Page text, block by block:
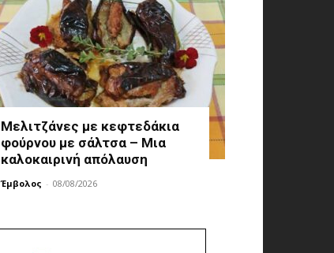
Μελιτζάνες με κεφτεδάκια
φούρνου με σάλτσα – Μια
καλοκαιρινή απόλαυση
Έμβολος - 08/08/2026